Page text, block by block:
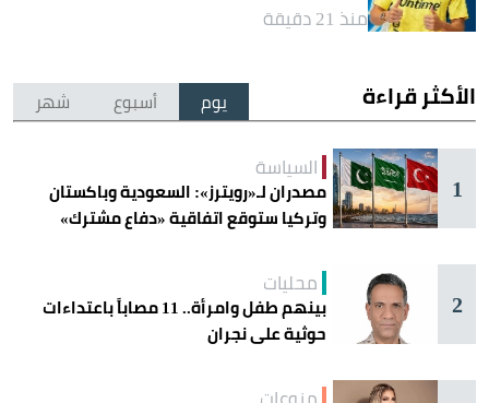
منذ 21 دقيقة
الأكثر قراءة يوم أسبوع شهر
1
السياسة
مصدران لـ«رويترز»: السعودية وباكستان
وتركيا ستوقع اتفاقية «دفاع مشترك»
2
محليات
بينهم طفل وامرأة.. 11 مصاباً باعتداءات
حوثية على نجران